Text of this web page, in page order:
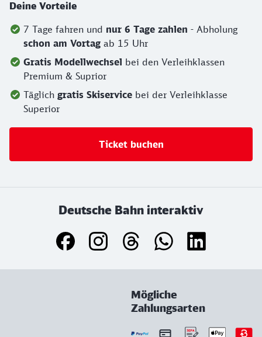
Deine Vorteile
7 Tage fahren und nur 6 Tage zahlen - Abholung
schon am Vortag ab 15 Uhr
Gratis Modellwechsel bei den Verleihklassen
Premium & Suprior
Täglich gratis Skiservice bei der Verleihklasse
Superior
Ticket buchen
Deutsche Bahn interaktiv
Mögliche
Zahlungsarten